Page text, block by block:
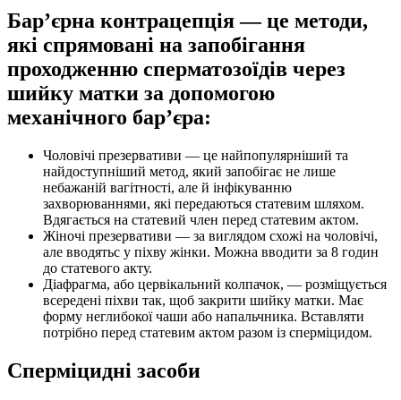
Бар’єрна контрацепція — це методи,
які спрямовані на запобігання
проходженню сперматозоїдів через
шийку матки за допомогою
механічного бар’єра:
Чоловічі презервативи — це найпопулярніший та
найдоступніший метод, який запобігає не лише
небажаній вагітності, але й інфікуванню
захворюваннями, які передаються статевим шляхом.
Вдягається на статевий член перед статевим актом.
Жіночі презервативи — за виглядом схожі на чоловічі,
але вводятьс у піхву жінки. Можна вводити за 8 годин
до статевого акту.
Діафрагма, або цервікальний колпачок, — розміщується
всередені піхви так, щоб закрити шийку матки. Має
форму неглибокої чаши або напальчника. Вставляти
потрібно перед статевим актом разом із сперміцидом.
Сперміцидні засоби